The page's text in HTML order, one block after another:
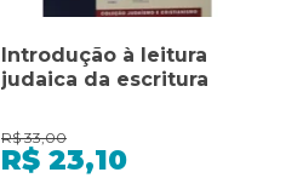
Introdução à leitura
judaica da escritura
R$ 33,00
R$ 23,10